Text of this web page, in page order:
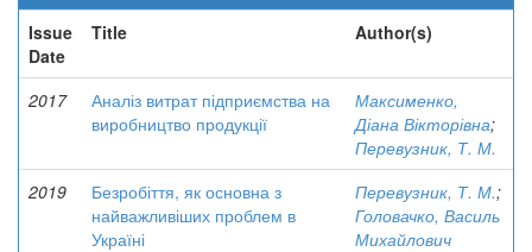
Issue
Date
Title Author(s)
2017
Аналіз витрат підприємства на
виробництво продукції
Максименко,
Діана Вікторівна;
Перевузник, Т. М.
2019
Безробіття, як основна з
найважливіших проблем в
Україні
Перевузник, Т. М.;
Головачко, Василь
Михайлович